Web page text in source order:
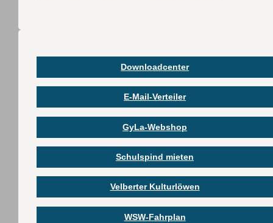
Downloadcenter
E-Mail-Verteiler
GyLa-Webshop
Schulspind mieten
Velberter Kulturlöwen
WSW-Fahrplan